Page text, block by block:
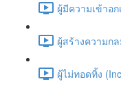
ผู้มีความเข้าอ
ผู้สร้างความก
ผู้ไม่ทอดทิ้ง